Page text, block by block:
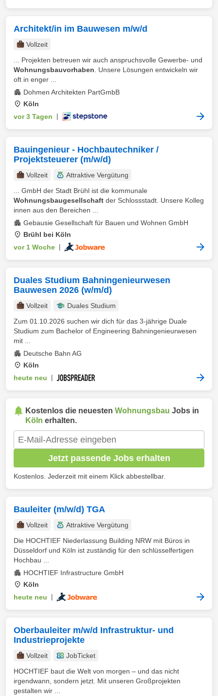
Architekt/in im Bauwesen m/w/d
Vollzeit
... Projekten betreuen wir auch anspruchsvolle Gewerbe- und
Wohnungsbauvorhaben . Unsere Lösungen entwickeln wir
oft in enger ...
Dohmen Architekten PartGmbB
Köln
vor 3 Tagen
Bauingenieur - Hochbautechniker /
Projektsteuerer (m/w/d)
Vollzeit
Attraktive Vergütung
... GmbH der Stadt Brühl ist die kommunale
Wohnungsbaugesellschaft der Schlossstadt. Unsere Kolleg
innen aus den Bereichen ...
Gebausie Gesellschaft für Bauen und Wohnen GmbH
Brühl bei Köln
vor 1 Woche
Duales Studium Bahningenieurwesen
Bauwesen 2026 (w/m/d)
Vollzeit
Duales Studium
Zum 01.10.2026 suchen wir dich für das 3-jährige Duale
Studium zum Bachelor of Engineering Bahningenieurwesen
mit ...
Deutsche Bahn AG
Köln
heute neu
Kostenlos die neuesten Wohnungsbau Jobs in
Köln erhalten.
Jetzt passende Jobs erhalten
Kostenlos. Jederzeit mit einem Klick abbestellbar.
Bauleiter (m/w/d) TGA
Vollzeit
Attraktive Vergütung
Die HOCHTIEF Niederlassung Building NRW mit Büros in
Düsseldorf und Köln ist zuständig für den schlüsselfertigen
Hochbau ...
HOCHTIEF Infrastructure GmbH
Köln
heute neu
Oberbauleiter m/w/d Infrastruktur- und
Industrieprojekte
Vollzeit
JobTicket
HOCHTIEF baut die Welt von morgen – und das nicht
irgendwann, sondern jetzt. Mit unseren Großprojekten
gestalten wir ...